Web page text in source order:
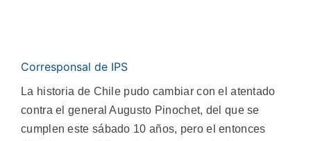
Corresponsal de IPS
La historia de Chile pudo cambiar con el atentado
contra el general Augusto Pinochet, del que se
cumplen este sábado 10 años, pero el entonces